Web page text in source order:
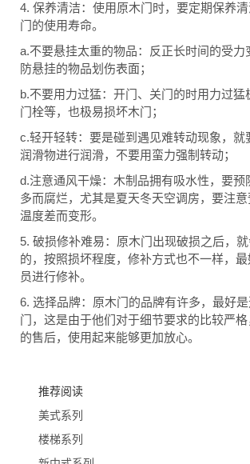
4. 保养清洁：使用原木门时，要定期保养
门的使用寿命。
a.不要悬挂太重的物品：反正长时间的受力
防悬挂的物品划伤表面；
b.不要用力过猛：开门、关门的时用力过猛
门栓等，也极易损坏木门；
c.轻开轻转：要是碰到遇见难转动现象，就
润滑物进行润滑，不要用蛮力强制转动；
d.注意通风干燥：木制品拥有吸水性，要预
多而腐烂，尤其是夏天冬天空调房，要注
温度差而变形。
5. 破损修补难易：原木门出现破损之后，
的，按照损坏程度，修补方式也不一样，
员进行修补。
6. 选择品牌：原木门的品牌有许多，最好
门，这是由于他们对于细节要求的比较严
的售后，使用起来能够更加放心。
推荐阅读
美式系列
楼梯系列